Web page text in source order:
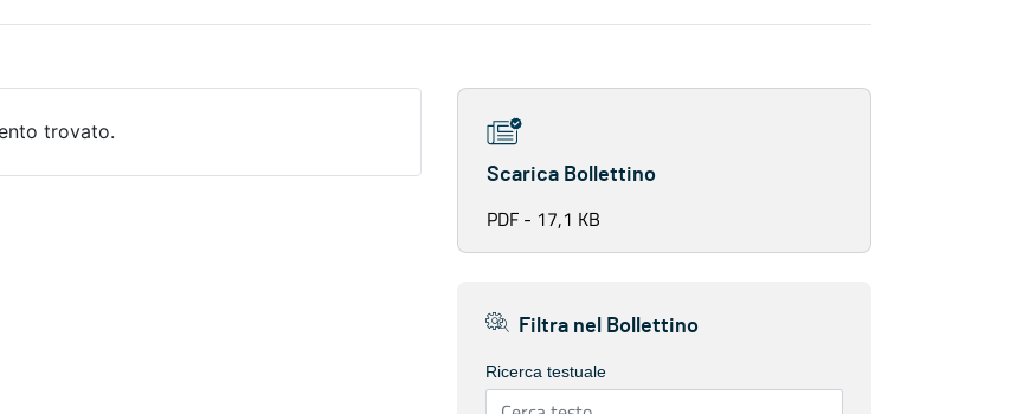
trovato.
Scarica Bollettino
PDF - 17,1 KB
Filtra nel Bollettino
Ricerca testuale